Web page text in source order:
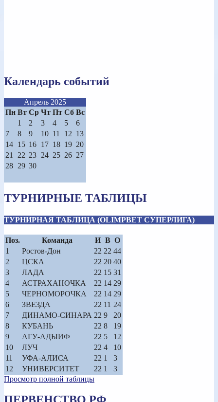
Календарь событий
Апрель 2025
Пн Вт Ср Чт Пт Сб Вс
1
2 3 4 5
6
7
8 9 10 11 12 13
14 15 16 17 18 19 20
21
22 23 24 25 26 27
28 29 30
ТУРНИРНЫЕ ТАБЛИЦЫ
ТУРНИРНАЯ ТАБЛИЦА (OLIMPBET СУПЕРЛИГА)
Поз. Команда И В О
1
Ростов-Дон 22 22 44
2
ЦСКА 22 20 40
3
ЛАДА 22 15 31
4
АСТРАХАНОЧКА 22 14 29
5
ЧЕРНОМОРОЧКА 22 14 29
6
ЗВЕЗДА 22 11 24
7
ДИНАМО-СИНАРА 22 9
20
8
КУБАНЬ 22 8
19
9
АГУ-АДЫИФ 22 5
12
10
ЛУЧ 22 4
10
11
УФА-АЛИСА 22 1
3
12
УНИВЕРСИТЕТ 22 1
3
Просмотр полной таблицы